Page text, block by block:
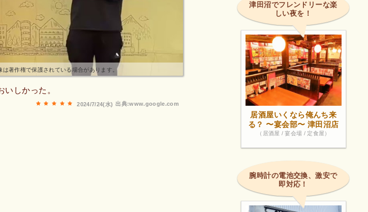
は著作権で保護されている場合があります。
しかった。
出典:www.google.com
2024/7/24(水)
津田沼でフレンドリーな楽
しい夜を！
居酒屋いくなら俺んち来
る？ 〜宴会部〜 津田沼店
（居酒屋 / 宴会場 / 定食屋）
腕時計の電池交換、激安で
即対応！